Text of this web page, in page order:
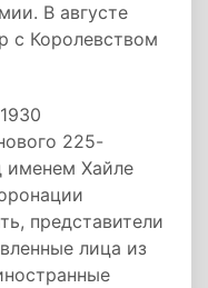
В августе
с Королевством
225-
именем Хайле
представители
лица из